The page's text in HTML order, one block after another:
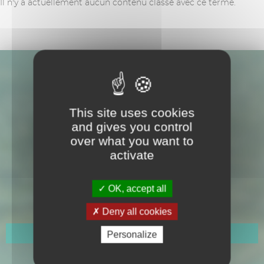
Il n'y a actuellement aucun contenu classé avec ce terme.
109 Avenue Gabriel Péri
CS 50150
Cavalaire-sur-Mer
Horaires
This site uses cookies
and gives you control
over what you want to
activate
OK, accept all
Deny all cookies
Personalize